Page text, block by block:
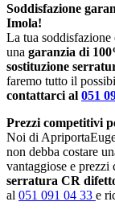
Soddisfazione
Imola!
La tua
una garanzia di
sostituzione
faremo tutto il
contattarci al 051
Prezzi competitivi
Noi di
non debba costare
vantaggiose e
serratura CR
al 051 091 04 33 e